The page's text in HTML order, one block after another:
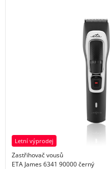
Letní výprodej
Zastřihovač vousů
ETA James 6341 90000 černý